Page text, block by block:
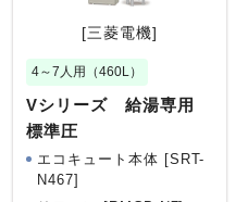
[三菱電機]
4～7人用（460L）
Vシリーズ 給湯専用
標準圧
エコキュート本体 [SRT-
N467]